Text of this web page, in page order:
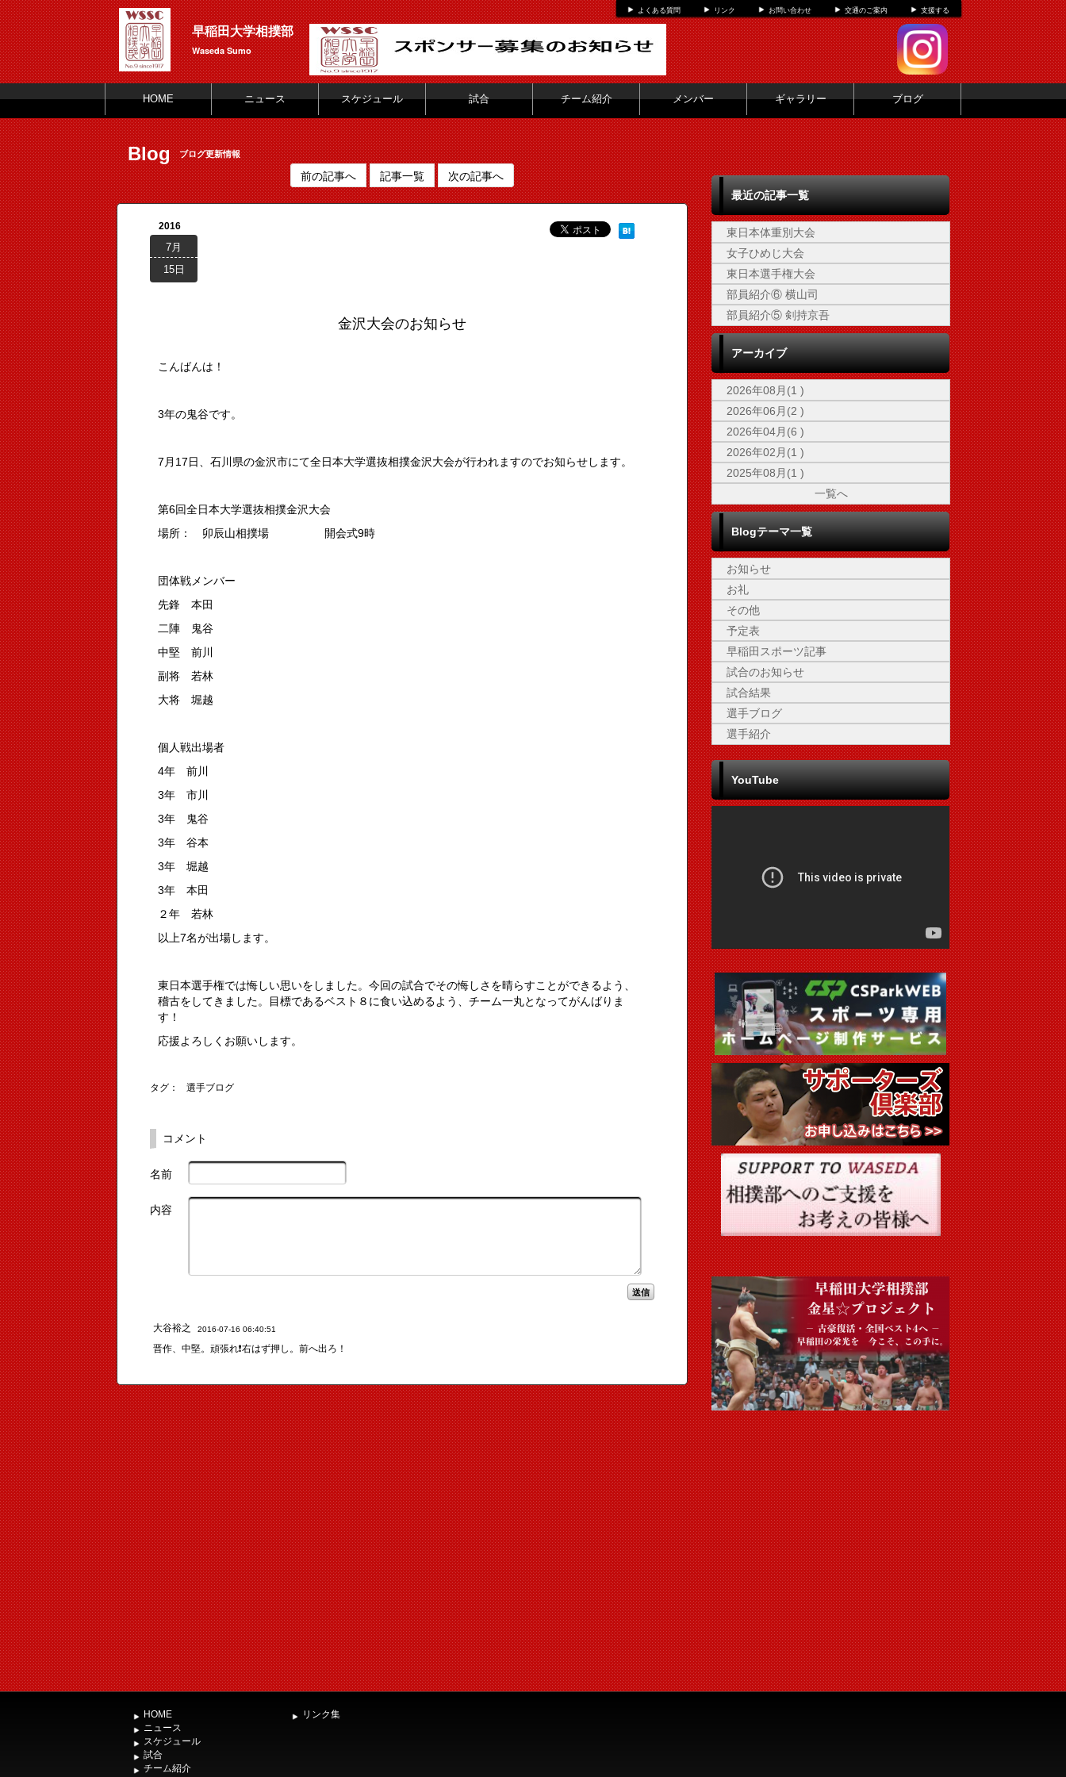
よくある質問 リンク お問い合わせ 交通のご案内 支援する
早稲田大学相撲部
Waseda Sumo
HOME ニュース スケジュール 試合 チーム紹介 メンバー ギャラリー ブログ
Blog ブログ更新情報
前の記事へ 記事一覧 次の記事へ
2016
7月
15日
金沢大会のお知らせ
こんばんは！
3年の鬼谷です。
7月17日、石川県の金沢市にて全日本大学選抜相撲金沢大会が行われますのでお知らせします。
第6回全日本大学選抜相撲金沢大会
場所： 卯辰山相撲場 開会式9時
団体戦メンバー
先鋒 本田
二陣 鬼谷
中堅 前川
副将 若林
大将 堀越
個人戦出場者
4年 前川
3年 市川
3年 鬼谷
3年 谷本
3年 堀越
3年 本田
２年 若林
以上7名が出場します。
東日本選手権では悔しい思いをしました。今回の試合でその悔しさを晴らすことができるよう、
稽古をしてきました。目標であるベスト８に食い込めるよう、チーム一丸となってがんばりま
す！
応援よろしくお願いします。
タグ： 選手ブログ
コメント
名前
内容
大谷裕之 2016-07-16 06:40:51
晋作、中堅。頑張れ❗右はず押し。前へ出ろ！
最近の記事一覧
東日本体重別大会
女子ひめじ大会
東日本選手権大会
部員紹介⑥ 横山司
部員紹介⑤ 剣持京吾
アーカイブ
2026年08月(1 )
2026年06月(2 )
2026年04月(6 )
2026年02月(1 )
2025年08月(1 )
一覧へ
Blogテーマ一覧
お知らせ
お礼
その他
予定表
早稲田スポーツ記事
試合のお知らせ
試合結果
選手ブログ
選手紹介
YouTube
HOME
ニュース
スケジュール
試合
チーム紹介
リンク集